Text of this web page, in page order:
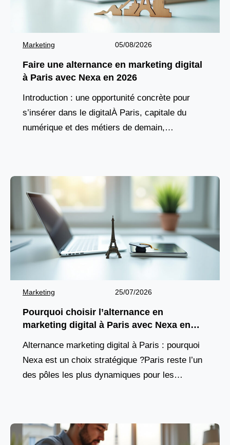
Marketing 05/08/2026
Faire une alternance en marketing digital
à Paris avec Nexa en 2026
Introduction : une opportunité concrète pour
s’insérer dans le digitalÀ Paris, capitale du
numérique et des métiers de demain,
Marketing 25/07/2026
Pourquoi choisir l’alternance en
marketing digital à Paris avec Nexa en
Alternance marketing digital à Paris : pourquoi
Nexa est un choix stratégique ?Paris reste l’un
des pôles les plus dynamiques pour les